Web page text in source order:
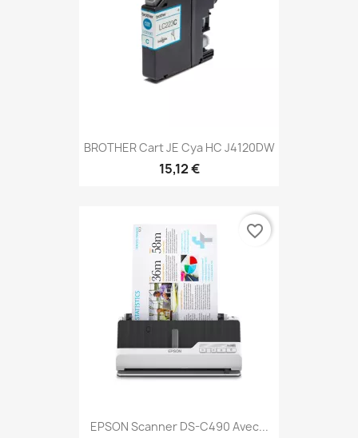
BROTHER Cart JE Cya HC J4120DW
15,12 €
EPSON Scanner DS-C490 Avec...
favorite_border